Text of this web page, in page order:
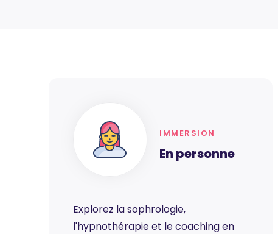
IMMERSION
En personne
Explorez la sophrologie,
l'hypnothérapie et le coaching en